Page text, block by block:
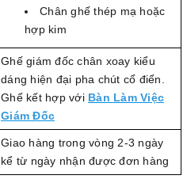
Chân ghế thép mạ hoặc
hợp kim
Ghế giám đốc chân xoay kiểu
dáng hiện đại pha chút cổ điển.
Ghế kết hợp với Bàn Làm Việc
Giám Đốc
Giao hàng trong vòng 2-3 ngày
kể từ ngày nhận được đơn hàng